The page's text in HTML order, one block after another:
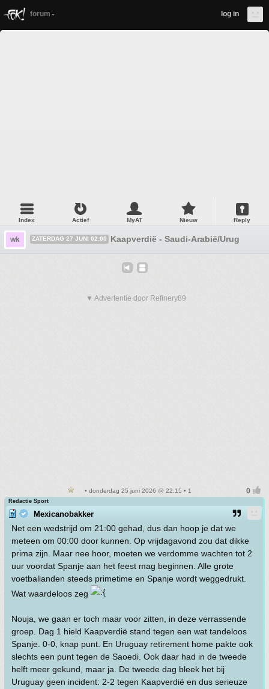
forum log in
Index Actief MyAT Nieuw Reply
wk ZATERDAG 27 JUNI 02:00 Kaapverdië - Saudi-Arabië/Uruguay -
▼ Advertentie door Refinery89
• donderdag 25 juni 2026 @ 22:15 • 1
Redactie Sport
Mexicanobakker
Net een wedstrijd om 21:00 gehad, dus dan hoop je dat we
meteen om 00:00 door kunnen. Op vrijdagavond zou dat dikke
prima zijn. Maar nee hoor, moeten we verdomme wachten tot 2
uur voordat Spanje aan het feest mag beginnen. Alle grote
voetballanden steeds primetime en Spanje wordt weggedrukt.
Wat waardeloos zeg
Nouja, we gaan er toch maar voor zitten, in deze verrassende
groep. Dag 1 hield Kaapverdië stand tegen een wat tandeloos
Spanje. 0-0, knap punt. En Uruguay retirement home pakte ook
slechts een punt tegen de Saoedi. Ook daar had in de tweede
helft meer gekund, maar ja. De tweede dag bleek het bij
Uruguay geen incident: 2-2 tegen Kaapverdië en dus serieuze